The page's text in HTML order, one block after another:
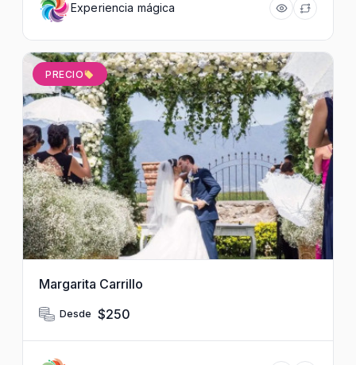
Experiencia mágica
PRECIO
Margarita Carrillo
Desde $250